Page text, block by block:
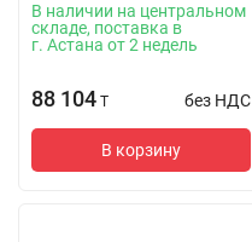
В наличии на центральном
складе, поставка в
г. Астана от 2 недель
88 104 T без НДС
В корзину